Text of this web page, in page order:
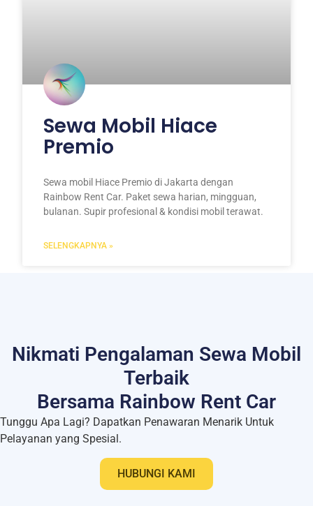
Sewa Mobil Hiace
Premio
Sewa mobil Hiace Premio di Jakarta dengan
Rainbow Rent Car. Paket sewa harian, mingguan,
bulanan. Supir profesional & kondisi mobil terawat.
SELENGKAPNYA »
Nikmati Pengalaman Sewa Mobil
Terbaik
Bersama Rainbow Rent Car
Tunggu Apa Lagi? Dapatkan Penawaran Menarik Untuk
Pelayanan yang Spesial.
HUBUNGI KAMI